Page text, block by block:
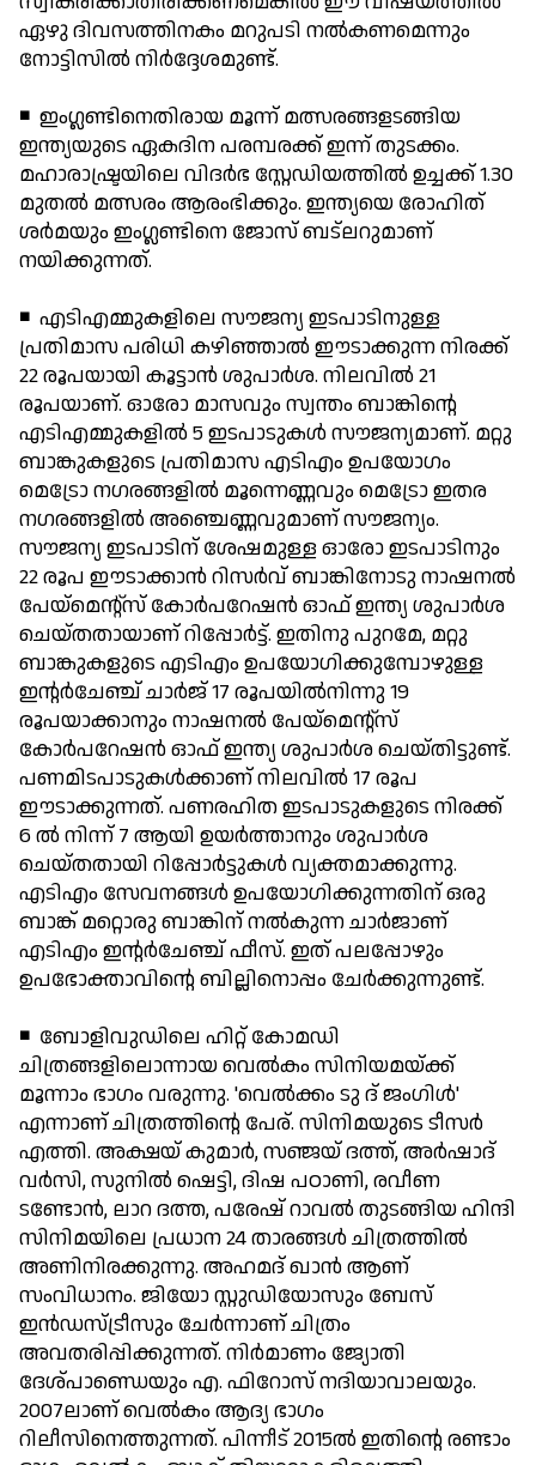
ഏഴു ദിവസത്തിനകം മറുപടി നല്‍കണമെന്നും
നോട്ടിസില്‍ നിര്‍ദ്ദേശമുണ്ട്.
◾ ഇംഗ്ലണ്ടിനെതിരായ മൂന്ന് മത്സരങ്ങളടങ്ങിയ
ഇന്ത്യയുടെ ഏകദിന പരമ്പരക്ക് ഇന്ന് തുടക്കം.
മഹാരാഷ്ട്രയിലെ വിദര്‍ഭ സ്റ്റേഡിയത്തില്‍ ഉച്ചക്ക് 1.30
മുതല്‍ മത്സരം ആരംഭിക്കും. ഇന്ത്യയെ രോഹിത്
ശര്‍മയും ഇംഗ്ലണ്ടിനെ ജോസ് ബട്‌ലറുമാണ്
നയിക്കുന്നത്.
◾ എടിഎമ്മുകളിലെ സൗജന്യ ഇടപാടിനുള്ള
പ്രതിമാസ പരിധി കഴിഞ്ഞാല്‍ ഈടാക്കുന്ന നിരക്ക്
22 രൂപയായി കൂട്ടാന്‍ ശുപാര്‍ശ. നിലവില്‍ 21
രൂപയാണ്. ഓരോ മാസവും സ്വന്തം ബാങ്കിന്റെ
എടിഎമ്മുകളില്‍ 5 ഇടപാടുകള്‍ സൗജന്യമാണ്. മറ്റു
ബാങ്കുകളുടെ പ്രതിമാസ എടിഎം ഉപയോഗം
മെട്രോ നഗരങ്ങളില്‍ മൂന്നെണ്ണവും മെട്രോ ഇതര
നഗരങ്ങളില്‍ അഞ്ചെണ്ണവുമാണ് സൗജന്യം.
സൗജന്യ ഇടപാടിന് ശേഷമുള്ള ഓരോ ഇടപാടിനും
22 രൂപ ഈടാക്കാന്‍ റിസര്‍വ് ബാങ്കിനോടു നാഷനല്‍
പേയ്‌മെന്റ്‌സ് കോര്‍പറേഷന്‍ ഓഫ് ഇന്ത്യ ശുപാര്‍ശ
ചെയ്തതായാണ് റിപ്പോര്‍ട്ട്. ഇതിനു പുറമേ, മറ്റു
ബാങ്കുകളുടെ എടിഎം ഉപയോഗിക്കുമ്പോഴുള്ള
ഇന്റര്‍ചേഞ്ച് ചാര്‍ജ് 17 രൂപയില്‍നിന്നു 19
രൂപയാക്കാനും നാഷനല്‍ പേയ്‌മെന്റ്‌സ്
കോര്‍പറേഷന്‍ ഓഫ് ഇന്ത്യ ശുപാര്‍ശ ചെയ്തിട്ടുണ്ട്.
പണമിടപാടുകള്‍ക്കാണ് നിലവില്‍ 17 രൂപ
ഈടാക്കുന്നത്. പണരഹിത ഇടപാടുകളുടെ നിരക്ക്
6 ല്‍ നിന്ന് 7 ആയി ഉയര്‍ത്താനും ശുപാര്‍ശ
ചെയ്തതായി റിപ്പോര്‍ട്ടുകള്‍ വ്യക്തമാക്കുന്നു.
എടിഎം സേവനങ്ങള്‍ ഉപയോഗിക്കുന്നതിന് ഒരു
ബാങ്ക് മറ്റൊരു ബാങ്കിന് നല്‍കുന്ന ചാര്‍ജാണ്
എടിഎം ഇന്റര്‍ചേഞ്ച് ഫീസ്. ഇത് പലപ്പോഴും
ഉപഭോക്താവിന്റെ ബില്ലിനൊപ്പം ചേര്‍ക്കുന്നുണ്ട്.
◾ ബോളിവുഡിലെ ഹിറ്റ് കോമഡി
ചിത്രങ്ങളിലൊന്നായ വെല്‍കം സിനിയമയ്ക്ക്
മൂന്നാം ഭാഗം വരുന്നു. 'വെല്‍ക്കം ടു ദ് ജംഗിള്‍'
എന്നാണ് ചിത്രത്തിന്റെ പേര്. സിനിമയുടെ ടീസര്‍
എത്തി. അക്ഷയ് കുമാര്‍, സഞ്ജയ് ദത്ത്, അര്‍ഷാദ്
വര്‍സി, സുനില്‍ ഷെട്ടി, ദിഷ പഠാണി, രവീണ
ടണ്ടോന്‍, ലാറ ദത്ത, പരേഷ് റാവല്‍ തുടങ്ങിയ ഹിന്ദി
സിനിമയിലെ പ്രധാന 24 താരങ്ങള്‍ ചിത്രത്തില്‍
അണിനിരക്കുന്നു. അഹമദ് ഖാന്‍ ആണ്
സംവിധാനം. ജിയോ സ്റ്റുഡിയോസും ബേസ്
ഇന്‍ഡസ്ട്രീസും ചേര്‍ന്നാണ് ചിത്രം
അവതരിപ്പിക്കുന്നത്. നിര്‍മാണം ജ്യോതി
ദേശ്പാണ്ഡെയും എ. ഫിറോസ് നദിയാവാലയും.
2007ലാണ് വെല്‍കം ആദ്യ ഭാഗം
റിലീസിനെത്തുന്നത്. പിന്നീട് 2015ല്‍ ഇതിന്റെ രണ്ടാം